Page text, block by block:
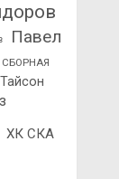
Павел
СБОРНАЯ
Тайсон
ХК СКА